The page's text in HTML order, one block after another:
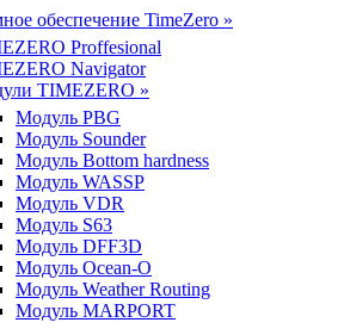
обеспечение TimeZero »
Proffesional
Navigator
TIMEZERO »
Модуль PBG
Модуль Sounder
Модуль Bottom hardness
Модуль WASSP
Модуль VDR
Модуль S63
Модуль DFF3D
Модуль Ocean-O
Модуль Weather Routing
Модуль MARPORT